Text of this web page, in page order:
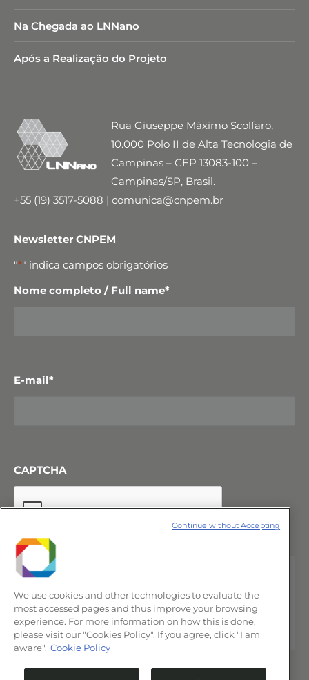
Na Chegada ao LNNano
Após a Realização do Projeto
Rua Giuseppe Máximo Scolfaro,
10.000 Polo II de Alta Tecnologia de
Campinas – CEP 13083-100 –
Campinas/SP, Brasil.
+55 (19) 3517-5088 | comunica@cnpem.br
Newsletter CNPEM
"*" indica campos obrigatórios
Nome completo / Full name*
E-mail*
CAPTCHA
We use cookies and other technologies to evaluate the
most accessed pages and thus improve your browsing
experience. For more information on how this is done,
please visit our "Cookies Policy". If you agree, click "I am
aware". Cookie Policy
Continue without Accepting